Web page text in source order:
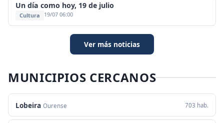
Un día como hoy, 19 de julio
Cultura 19/07 06:00
Ver más noticias
MUNICIPIOS CERCANOS
Lobeira Ourense 703 hab.